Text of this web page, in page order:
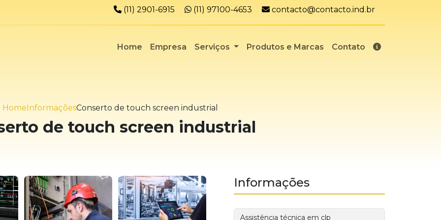
Telefone:
(11) 2901-6915 WhatsApp:
(11) 97100-4653 E-mail:
contacto@contacto.ind.br
Home Empresa Serviços Produtos e Marcas Contato
HomeInformaçõesConserto de touch screen industrial
de touch screen industrial
Informações
Assistência técnica em clp